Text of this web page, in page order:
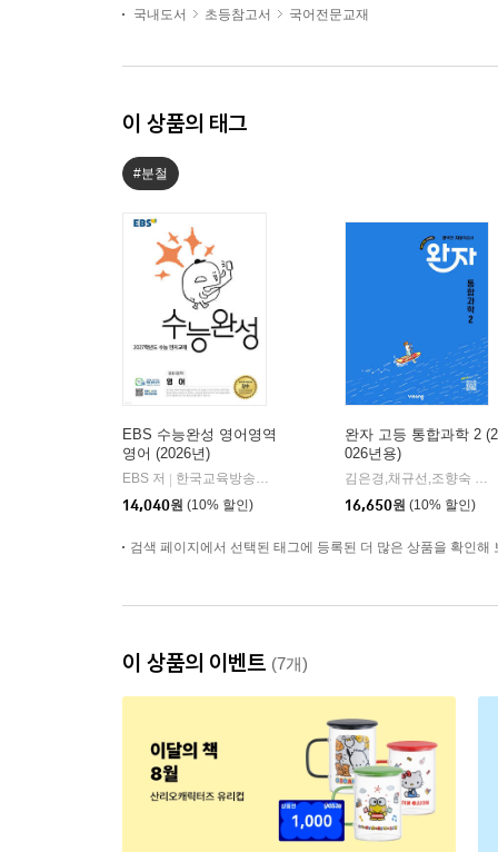
국내도서
초등참고서 국어전문교재
이 상품의 태그
#분철
EBS 수능완성 영어영역
영어 (2026년)
EBS 저
한국교육방송공사
14,040원 (10% 할인)
완자 고등 통합과학 2 (2
026년용)
김은경,채규선,조향숙 등저
16,650원 (10% 할인)
검색 페이지에서 선택된 태그에 등록된 더 많은 상품을 확인해
이 상품의 이벤트 (7개)